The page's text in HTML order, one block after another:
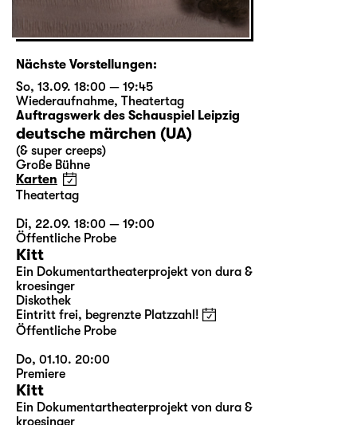
Nächste Vorstellungen:
So, 13.09. 18:00 — 19:45
Wiederaufnahme, Theatertag
Auftragswerk des Schauspiel Leipzig
deutsche märchen (UA)
(& super creeps)
Große Bühne
Karten
Theatertag
Di, 22.09. 18:00 — 19:00
Öffentliche Probe
Kitt
Ein Dokumentartheaterprojekt von dura &
kroesinger
Diskothek
Eintritt frei, begrenzte Platzzahl!
Öffentliche Probe
Do, 01.10. 20:00
Premiere
Kitt
Ein Dokumentartheaterprojekt von dura &
kroesinger